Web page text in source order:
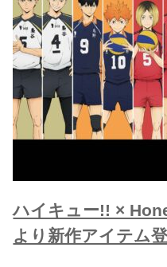
ハイキュー!! ×
より新作アイテム